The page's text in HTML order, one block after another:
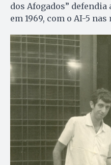
dos Afogados”
em 1969, com o AI-5